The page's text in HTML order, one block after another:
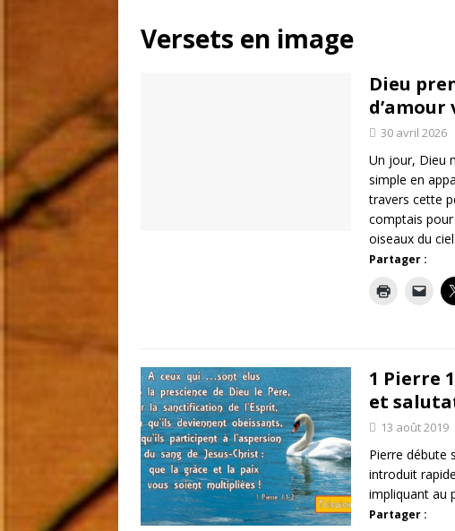
Versets en image
Dieu
d’amour
30 avril 2026
Un jour, Dieu
simple en
travers cette
comptais pour
oiseaux du
Partager :
1 Pierre
et
13 août 2019
Pierre débute
introduit
impliquant au
Partager :